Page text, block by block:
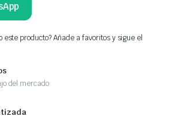
este producto? Añade a favoritos y sigue el
del mercado